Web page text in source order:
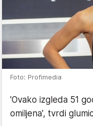
Foto: Profimedia
'Ovako izgleda 51
omiljena', tvrdi